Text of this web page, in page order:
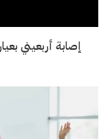
إصابة أربعيني